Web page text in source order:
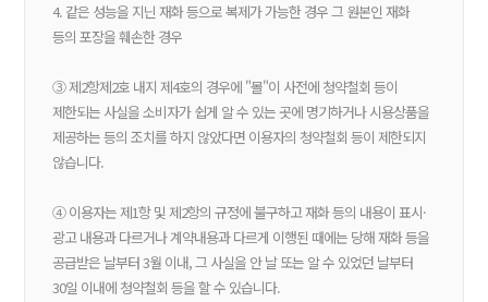
4. 같은 성능을 지닌 재화 등으로 복제가 가능한 경우 그 원본인 재화
등의 포장을 훼손한 경우
③ 제2항제2호 내지 제4호의 경우에 "몰"이 사전에 청약철회 등이
제한되는 사실을 소비자가 쉽게 알 수 있는 곳에 명기하거나 시용상품을
제공하는 등의 조치를 하지 않았다면 이용자의 청약철회 등이 제한되지
않습니다.
④ 이용자는 제1항 및 제2항의 규정에 불구하고 재화 등의 내용이 표시·
광고 내용과 다르거나 계약내용과 다르게 이행된 때에는 당해 재화 등을
공급받은 날부터 3월 이내, 그 사실을 안 날 또는 알 수 있었던 날부터
30일 이내에 청약철회 등을 할 수 있습니다.